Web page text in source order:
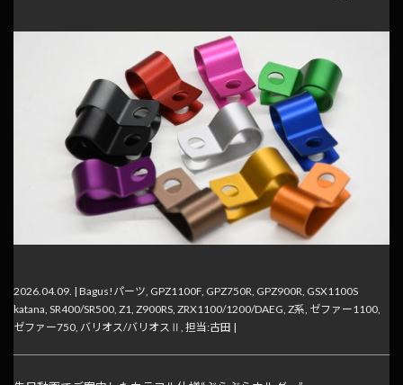
2026.04.09. | Bagus!パーツ, GPZ1100F, GPZ750R, GPZ900R, GSX1100S
katana, SR400/SR500, Z1, Z900RS, ZRX1100/1200/DAEG, Z系, ゼファー1100,
ゼファー750, バリオス/バリオスⅡ , 担当:古田 |